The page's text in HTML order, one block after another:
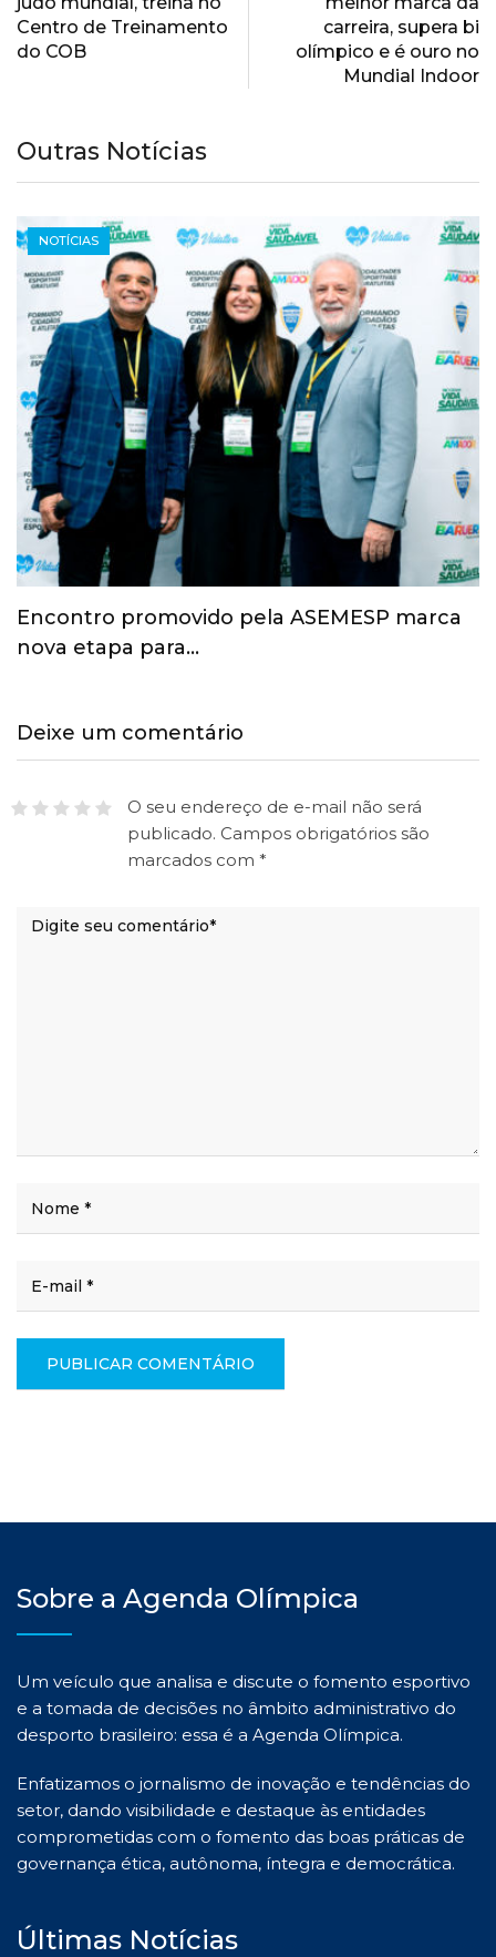
Centro de Treinamento
do COB
carreira, supera bi
olímpico e é ouro no
Mundial Indoor
Outras Notícias
NOTÍCIAS
Esporte ganha espaço na agenda
econômica e mobiliza…
Deixe um comentário
O seu endereço de e-mail não será
publicado. Campos obrigatórios são
marcados com *
Sobre a Agenda Olímpica
Um veículo que analisa e discute o fomento esportivo
e a tomada de decisões no âmbito administrativo do
desporto brasileiro: essa é a Agenda Olímpica.
Enfatizamos o jornalismo de inovação e tendências do
setor, dando visibilidade e destaque às entidades
comprometidas com o fomento das boas práticas de
governança ética, autônoma, íntegra e democrática.
Últimas Notícias